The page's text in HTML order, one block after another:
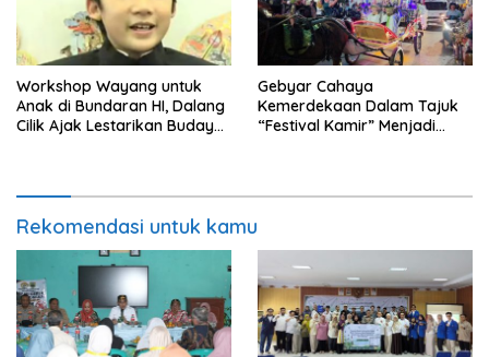
Workshop Wayang untuk
Anak di Bundaran HI, Dalang
Cilik Ajak Lestarikan Budaya
Gebyar Cahaya
Kemerdekaan Dalam Tajuk
“Festival Kamir” Menjadi
Rekomendasi untuk kamu